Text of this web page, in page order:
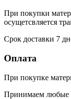
При покупки
осущетсвляется
Срок доставки 7
Оплата
При покупке
Принимаем любые